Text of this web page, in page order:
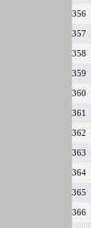
356
357
358
359
360
361
362
363
364
365
366